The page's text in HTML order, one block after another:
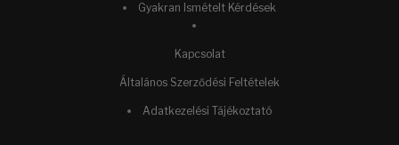
Gyakran Ismételt Kérdések
Kapcsolat
Általános Szerződési Feltételek
Adatkezelési Tájékoztató